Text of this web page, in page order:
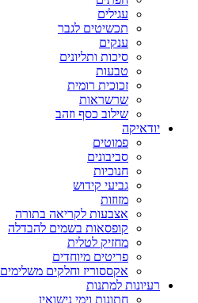
עגילים
תכשיטים לגבר
ענקים
סיכות ותליונים
טבעות
זכוכית רומית
שרשראות
שילוב כסף וזהב
יודאיקה
פמוטים
סביבונים
חנוכיות
גביעי קידוש
מזוזות
אצבעות לקריאה בתורה
קופסאות בשמים להבדלה
מחזיק לטלית
פריטים מיוחדים
אקססוריז וחלקים משלימים
רעיונות למתנות
חתונות וימי נישואין